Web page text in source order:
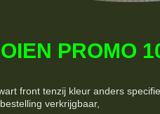
PROMO
front tenzij kleur anders
verkrijgbaar,